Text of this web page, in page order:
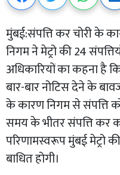
मुंबई:संपत्ति कर चोरी के
निगम ने मेट्रो की 24
अधिकारियों का कहना है
बार-बार नोटिस देने के
के कारण निगम से संपत्ति
समय के भीतर संपत्ति कर
परिणामस्वरूप मुंबई मेट्रो
बाधित होगी।